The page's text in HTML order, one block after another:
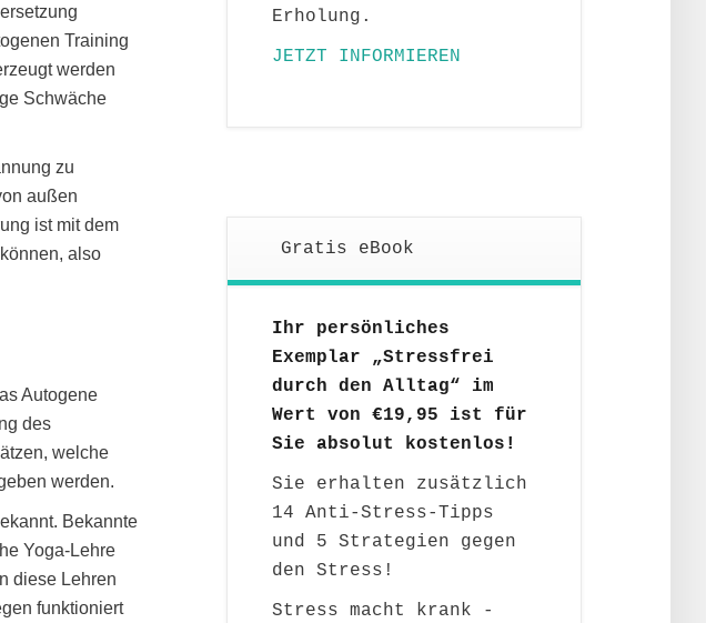
Training
werden
Schwäche
zu
außen
ist mit dem
also
Autogene
des
welche
werden.
Bekannte
Yoga-Lehre
diese Lehren
funktioniert
Erholung.
JETZT INFORMIEREN
Gratis eBook
Ihr persönliches
Exemplar „Stressfrei
durch den Alltag“ im
Wert von €19,95 ist für
Sie absolut kostenlos!
Sie erhalten zusätzlich
14 Anti-Stress-Tipps
und 5 Strategien gegen
den Stress!
Stress macht krank -